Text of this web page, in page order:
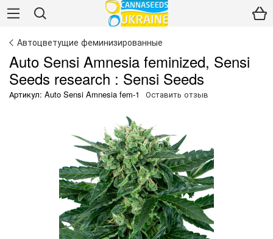
Автоцветущие феминизированные
Auto Sensi Amnesia feminized, Sensi
Seeds research : Sensi Seeds
Артикул: Auto Sensi Amnesia fem-1 Оставить отзыв